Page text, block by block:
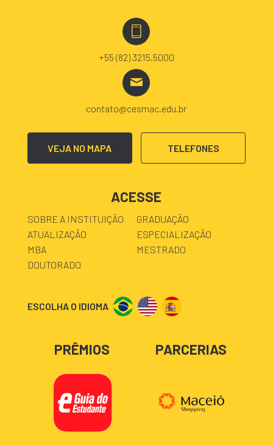
+55 (82) 3215.5000
contato@cesmac.edu.br
VEJA NO MAPA TELEFONES
ACESSE
SOBRE A INSTITUIÇÃO
GRADUAÇÃO
ATUALIZAÇÃO
ESPECIALIZAÇÃO
MBA
MESTRADO
DOUTORADO
ESCOLHA O IDIOMA
PRÊMIOS PARCERIAS